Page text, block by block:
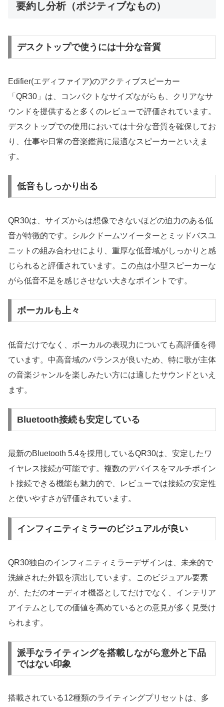
要約し分析（ポジティブなもの）
デスクトップで使うには十分な音質
Edifier(エディファイア)のアクティブスピーカー
「QR30」は、コンパクトなサイズながらも、クリアなサ
ウンドを提供すると多くのレビューで評価されています。
デスクトップでの使用においては十分な音質を確保してお
り、仕事や日常の音楽鑑賞に最適なスピーカーといえま
す。
低音もしっかり出る
QR30は、サイズからは想像できないほどの迫力のある低
音が特徴的です。シルクドームツイーターとミッドバスユ
ニットの組み合わせにより、重厚な低音域がしっかりと感
じられると評価されています。この点は小型スピーカーな
がら低音不足を感じさせない大きなポイントです。
ボーカルも上々
低音だけでなく、ボーカルの表現力についても高評価を得
ています。中高音域のバランスが良いため、特に歌が主体
の音楽ジャンルを楽しみたい方には適したサウンドといえ
ます。
Bluetooth接続も安定している
最新のBluetooth 5.4を採用しているQR30は、安定したワ
イヤレス接続が可能です。複数のデバイスをマルチポイン
ト接続できる機能も魅力的で、レビューでは接続の安定性
と使いやすさが評価されています。
インフィニティミラーのビジュアルが良い
QR30独自のインフィニティミラーデザインは、未来的で
洗練された外観を演出しています。このビジュアル要素
が、ただのオーディオ機器としてだけでなく、インテリア
アイテムとしての価値を高めているとの意見が多く見受け
られます。
派手なライティングを搭載しながら意外と下品
ではない印象
搭載されている12種類のライティングプリセットは、多